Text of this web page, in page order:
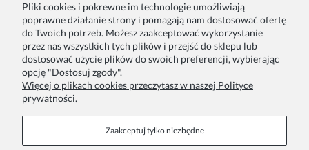
Twoja opinia:
Pliki cookies i pokrewne im technologie umożliwiają
poprawne działanie strony i pomagają nam dostosować ofertę
do Twoich potrzeb. Możesz zaakceptować wykorzystanie
przez nas wszystkich tych plików i przejść do sklepu lub
dostosować użycie plików do swoich preferencji, wybierając
opcję "Dostosuj zgody".
Więcej o plikach cookies przeczytasz w naszej Polityce
prywatności.
Zaakceptuj tylko niezbędne